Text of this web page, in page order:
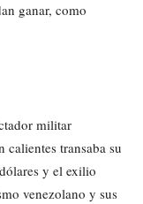
ganar, como
militar
calientes transaba su
y el exilio
venezolano y sus